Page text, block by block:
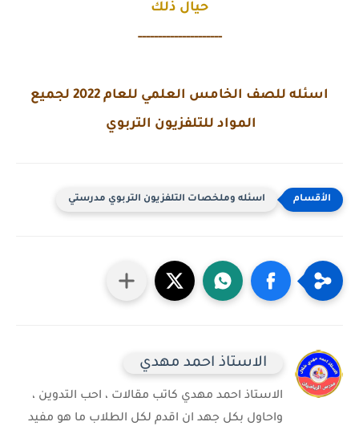
حيال ذلك
---------------------
اسئله للصف الخامس العلمي للعام 2022 لجميع
المواد للتلفزيون التربوي
اسئله وملخصات التلفزيون التربوي مدرستي
الاستاذ احمد مهدي
الاستاذ احمد مهدي كاتب مقالات ، احب التدوين ،
واحاول بكل جهد ان اقدم لكل الطلاب ما هو مفيد